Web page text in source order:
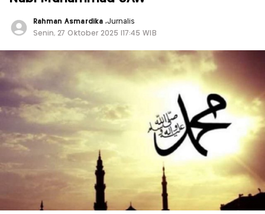
Rahman Asmardika ,Jurnalis
Senin, 27 Oktober 2025 |17:45 WIB